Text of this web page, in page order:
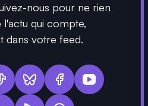
nous pour ne rien
l'actu qui compte,
dans votre feed.